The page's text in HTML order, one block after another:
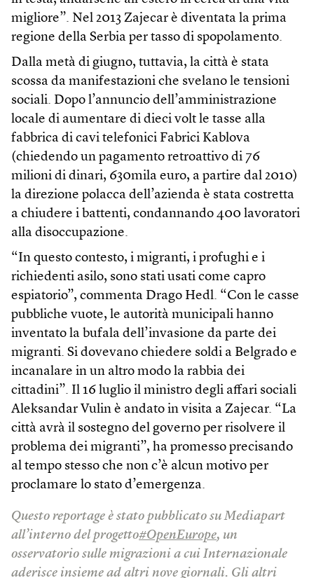
migliore”. Nel 2013 Zajecar è diventata la prima
regione della Serbia per tasso di spopolamento.
Dalla metà di giugno, tuttavia, la città è stata
scossa da manifestazioni che svelano le tensioni
sociali. Dopo l’annuncio dell’amministrazione
locale di aumentare di dieci volt le tasse alla
fabbrica di cavi telefonici Fabrici Kablova
(chiedendo un pagamento retroattivo di 76
milioni di dinari, 630mila euro, a partire dal 2010)
la direzione polacca dell’azienda è stata costretta
a chiudere i battenti, condannando 400 lavoratori
alla disoccupazione.
“In questo contesto, i migranti, i profughi e i
richiedenti asilo, sono stati usati come capro
espiatorio”, commenta Drago Hedl. “Con le casse
pubbliche vuote, le autorità municipali hanno
inventato la bufala dell’invasione da parte dei
migranti. Si dovevano chiedere soldi a Belgrado e
incanalare in un altro modo la rabbia dei
cittadini”. Il 16 luglio il ministro degli affari sociali
Aleksandar Vulin è andato in visita a Zajecar. “La
città avrà il sostegno del governo per risolvere il
problema dei migranti”, ha promesso precisando
al tempo stesso che non c’è alcun motivo per
proclamare lo stato d’emergenza.
Questo reportage è stato pubblicato su Mediapart
all’interno del progetto#OpenEurope, un
osservatorio sulle migrazioni a cui Internazionale
aderisce insieme ad altri nove giornali. Gli altri